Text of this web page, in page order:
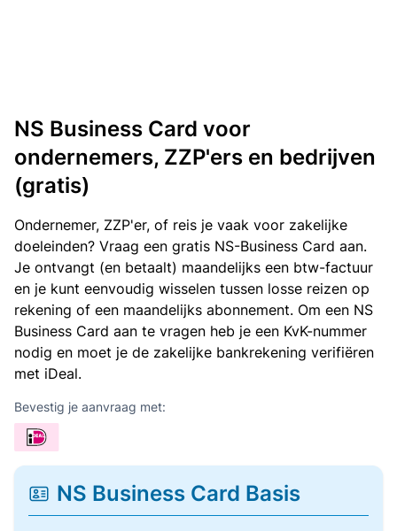
NS Business Card voor
ondernemers, ZZP'ers en bedrijven
(gratis)
Ondernemer, ZZP'er, of reis je vaak voor zakelijke
doeleinden? Vraag een gratis NS-Business Card aan.
Je ontvangt (en betaalt) maandelijks een btw-factuur
en je kunt eenvoudig wisselen tussen losse reizen op
rekening of een maandelijks abonnement. Om een NS
Business Card aan te vragen heb je een KvK-nummer
nodig en moet je de zakelijke bankrekening verifiëren
met iDeal.
Bevestig je aanvraag met:
NS Business Card Basis